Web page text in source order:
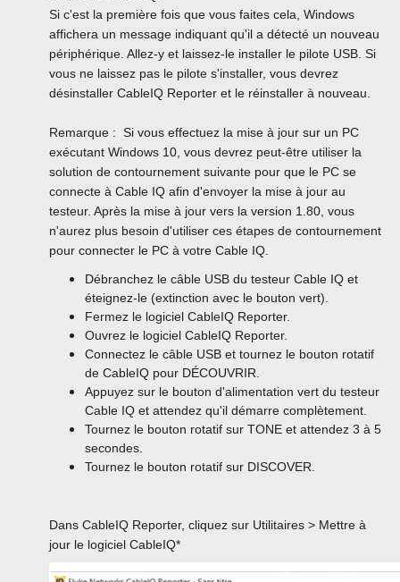
Si c'est la première fois que vous faites cela, Windows
affichera un message indiquant qu'il a détecté un nouveau
périphérique. Allez-y et laissez-le installer le pilote USB. Si
vous ne laissez pas le pilote s'installer, vous devrez
désinstaller CableIQ Reporter et le réinstaller à nouveau.
Remarque : Si vous effectuez la mise à jour sur un PC
exécutant Windows 10, vous devrez peut-être utiliser la
solution de contournement suivante pour que le PC se
connecte à Cable IQ afin d'envoyer la mise à jour au
testeur. Après la mise à jour vers la version 1.80, vous
n'aurez plus besoin d'utiliser ces étapes de contournement
pour connecter le PC à votre Cable IQ.
Débranchez le câble USB du testeur Cable IQ et
éteignez-le (extinction avec le bouton vert).
Fermez le logiciel CableIQ Reporter.
Ouvrez le logiciel CableIQ Reporter.
Connectez le câble USB et tournez le bouton rotatif
de CableIQ pour DÉCOUVRIR.
Appuyez sur le bouton d'alimentation vert du testeur
Cable IQ et attendez qu'il démarre complètement.
Tournez le bouton rotatif sur TONE et attendez 3 à 5
secondes.
Tournez le bouton rotatif sur DISCOVER.
Dans CableIQ Reporter, cliquez sur Utilitaires > Mettre à
jour le logiciel CableIQ*